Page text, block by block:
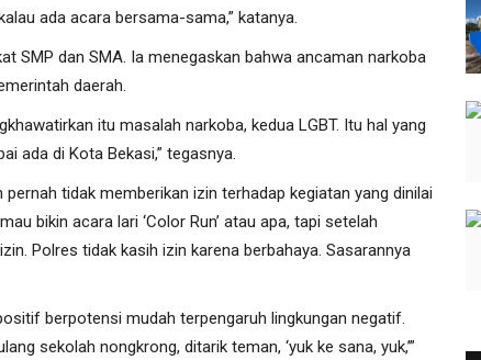
ada acara bersama-sama,” katanya.
SMP dan SMA. Ia menegaskan bahwa ancaman narkoba
daerah.
itu masalah narkoba, kedua LGBT. Itu hal yang
ada di Kota Bekasi,” tegasnya.
tidak memberikan izin terhadap kegiatan yang dinilai
bikin acara lari ‘Color Run’ atau apa, tapi setelah
Polres tidak kasih izin karena berbahaya. Sasarannya
berpotensi mudah terpengaruh lingkungan negatif.
sekolah nongkrong, ditarik teman, ‘yuk ke sana, yuk,’”